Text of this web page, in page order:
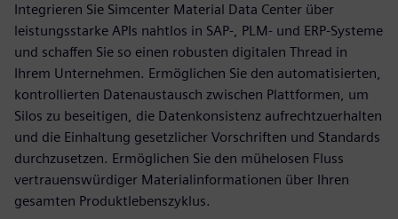
Integrieren Sie Simcenter Material Data Center über
leistungsstarke APIs nahtlos in SAP-, PLM- und ERP-Systeme
und schaffen Sie so einen robusten digitalen Thread in
Ihrem Unternehmen. Ermöglichen Sie den automatisierten,
kontrollierten Datenaustausch zwischen Plattformen, um
Silos zu beseitigen, die Datenkonsistenz aufrechtzuerhalten
und die Einhaltung gesetzlicher Vorschriften und Standards
durchzusetzen. Ermöglichen Sie den mühelosen Fluss
vertrauenswürdiger Materialinformationen über Ihren
gesamten Produktlebenszyklus.